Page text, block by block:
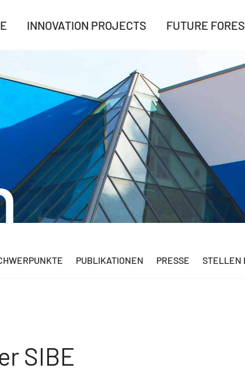
INNOVATION PROJECTS FUTURE
PUBLIKATIONEN PRESSE STELLEN
SIBE